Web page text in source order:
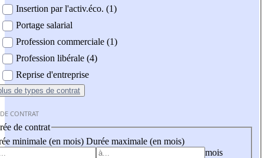
Insertion par l'activ.éco. (1)
Portage salarial
Profession commerciale (1)
Profession libérale (4)
Reprise d'entreprise
de types de contrat
CONTRAT
de contrat
minimale (en mois) Durée maximale (en mois)
mois